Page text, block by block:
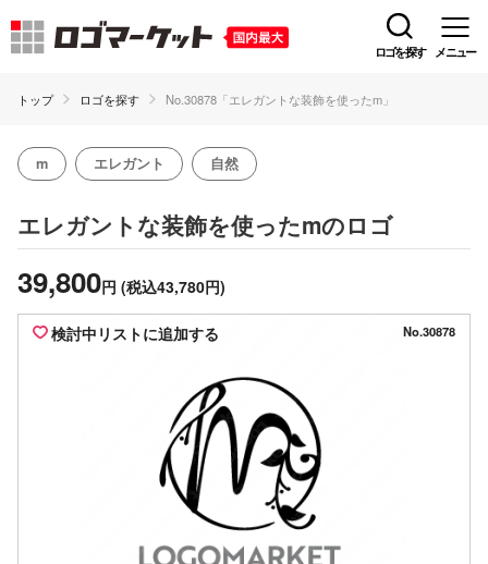
ロゴを探す メニュー
トップ ロゴを探す No.30878「エレガントな装飾を使ったm」
m エレガント 自然
エレガントな装飾を使ったmのロゴ
39,800円 (税込43,780円)
検討中リストに追加する No.30878